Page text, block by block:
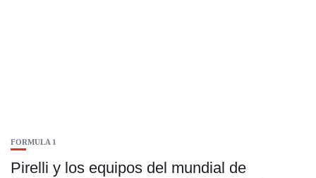
FORMULA 1
Pirelli y los equipos del mundial de